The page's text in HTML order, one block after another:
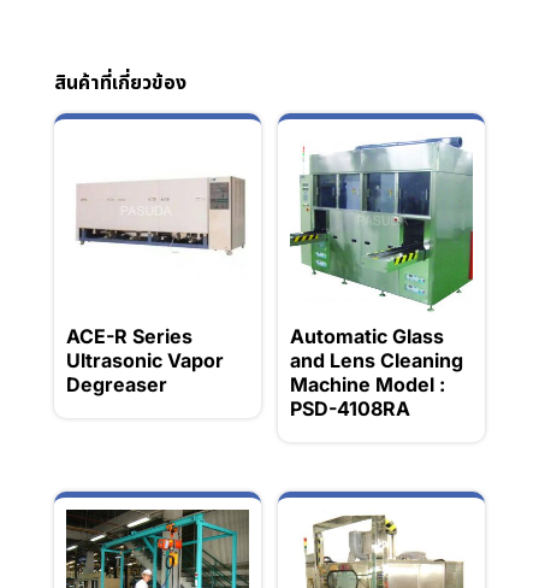
สินค้าที่เกี่ยวข้อง
ACE-R Series
Ultrasonic Vapor
Degreaser
Automatic Glass
and Lens Cleaning
Machine Model :
PSD-4108RA